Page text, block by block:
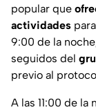
popular que
actividades
9:00 de la
seguidos del
previo al
A las 11:00 de la